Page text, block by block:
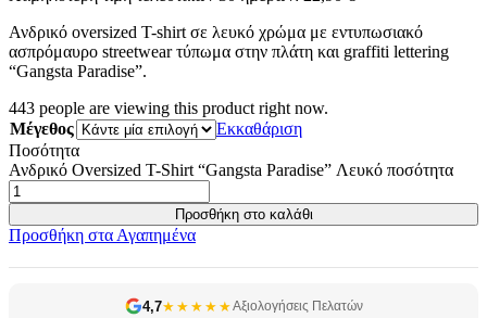
Ανδρικό oversized T-shirt σε λευκό χρώμα με εντυπωσιακό
ασπρόμαυρο streetwear τύπωμα στην πλάτη και graffiti lettering
“Gangsta Paradise”.
443 people are viewing this product right now.
Μέγεθος
Εκκαθάριση
Ποσότητα
Ανδρικό Oversized T-Shirt “Gangsta Paradise” Λευκό ποσότητα
Προσθήκη στο καλάθι
Προσθήκη στα Αγαπημένα
4,7★★★★★Αξιολογήσεις Πελατών